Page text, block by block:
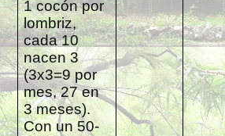
1 cocón por
lombriz,
cada 10
nacen 3
(3x3=9 por
mes, 27 en
3 meses).
Con un 50-